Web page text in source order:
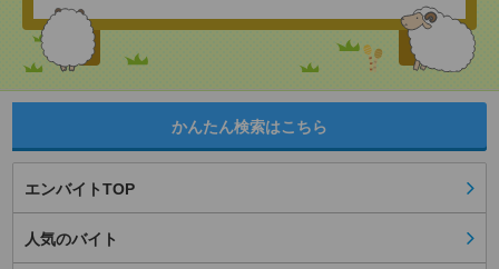
かんたん検索はこちら
エンバイトTOP
人気のバイト